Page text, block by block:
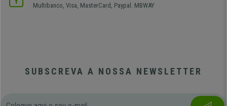
Multibanco, Visa, MasterCard, Paypal. MBWAY
SUBSCREVA A NOSSA NEWSLETTER